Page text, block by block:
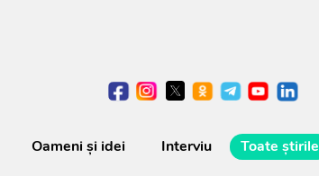
Oameni şi idei Interviu Toate știrile